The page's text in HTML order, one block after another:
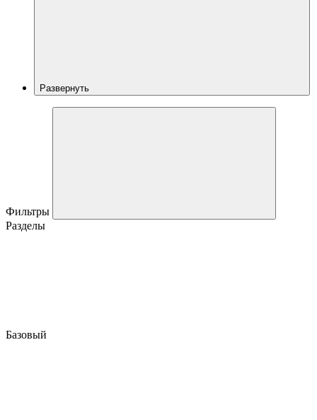
Развернуть
Фильтры
Разделы
Базовый